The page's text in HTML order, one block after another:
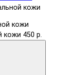
кожи
кожи 450 р.